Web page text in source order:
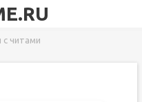
читами